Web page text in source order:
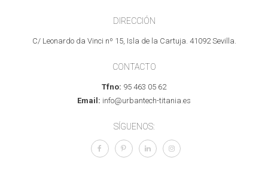
DIRECCIÓN
C/ Leonardo da Vinci nº 15, Isla de la Cartuja. 41092 Sevilla.
CONTACTO
Tfno: 95 463 05 62
Email: info@urbantech-titania.es
SÍGUENOS: